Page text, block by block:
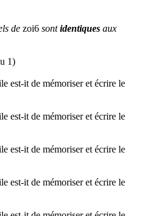
de zoi6 sontidentiques aux
1)